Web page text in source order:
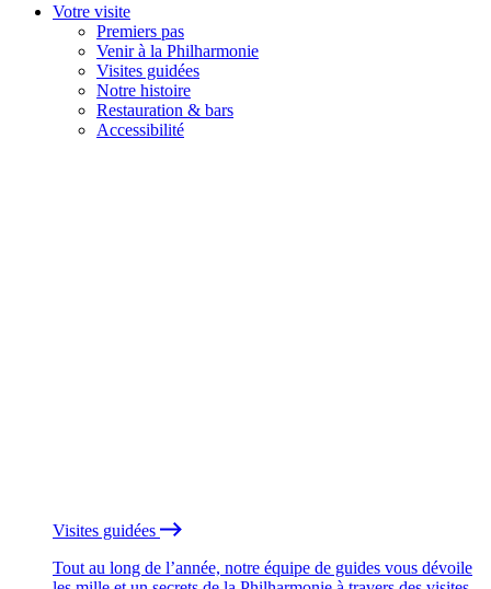
Votre visite
Premiers pas
Venir à la Philharmonie
Visites guidées
Notre histoire
Restauration & bars
Accessibilité
Visites guidées
Tout au long de l’année, notre équipe de guides vous dévoile